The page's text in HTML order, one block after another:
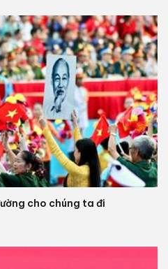
cho chúng ta đi